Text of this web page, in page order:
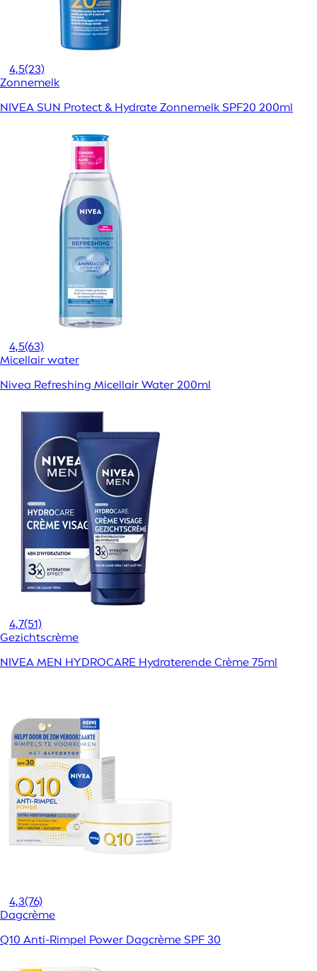
4,5(23)
Zonnemelk
NIVEA SUN Protect & Hydrate Zonnemelk SPF20 200ml
4,5(63)
Micellair water
Nivea Refreshing Micellair Water 200ml
4,7(51)
Gezichtscrème
NIVEA MEN HYDROCARE Hydraterende Crème 75ml
4,3(76)
Dagcrème
Q10 Anti-Rimpel Power Dagcrème SPF 30